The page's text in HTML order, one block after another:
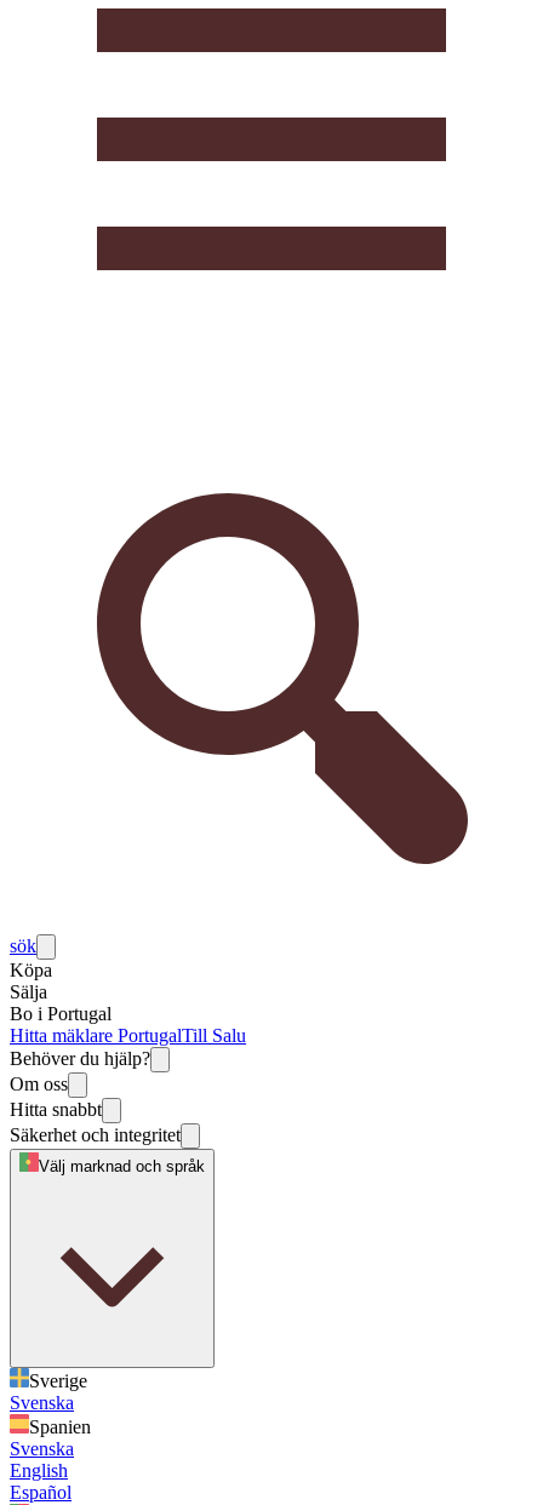
sök
Köpa
Sälja
Bo i Portugal
Hitta mäklare PortugalTill Salu
Behöver du hjälp?
Om oss
Hitta snabbt
Säkerhet och integritet
Välj marknad och språk
Sverige
Svenska
Spanien
Svenska
English
Español